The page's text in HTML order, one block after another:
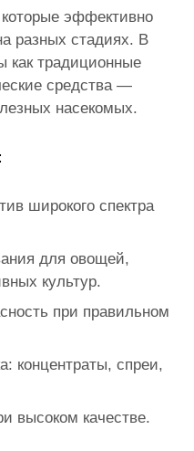
эффективно
разных стадиях. В
как традиционные
средства —
насекомых.
широкого спектра
для овощей,
культур.
при правильном
концентраты, спреи,
высоком качестве.